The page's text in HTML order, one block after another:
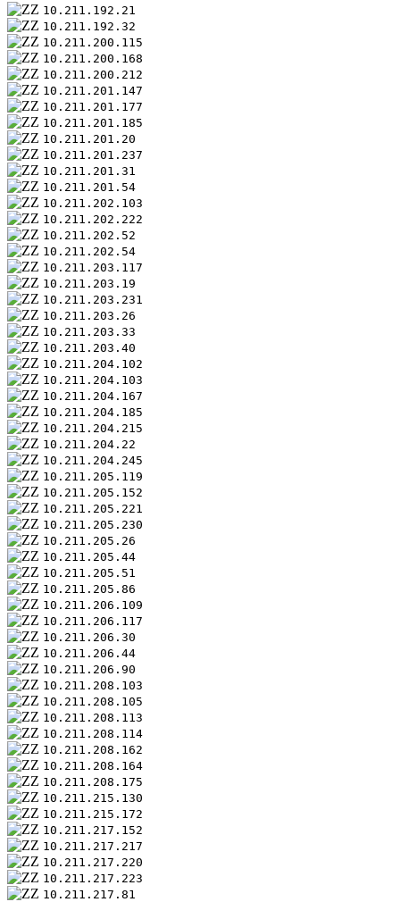
10.211.192.21
10.211.192.32
10.211.200.115
10.211.200.168
10.211.200.212
10.211.201.147
10.211.201.177
10.211.201.185
10.211.201.20
10.211.201.237
10.211.201.31
10.211.201.54
10.211.202.103
10.211.202.222
10.211.202.52
10.211.202.54
10.211.203.117
10.211.203.19
10.211.203.231
10.211.203.26
10.211.203.33
10.211.203.40
10.211.204.102
10.211.204.103
10.211.204.167
10.211.204.185
10.211.204.215
10.211.204.22
10.211.204.245
10.211.205.119
10.211.205.152
10.211.205.221
10.211.205.230
10.211.205.26
10.211.205.44
10.211.205.51
10.211.205.86
10.211.206.109
10.211.206.117
10.211.206.30
10.211.206.44
10.211.206.90
10.211.208.103
10.211.208.105
10.211.208.113
10.211.208.114
10.211.208.162
10.211.208.164
10.211.208.175
10.211.215.130
10.211.215.172
10.211.217.152
10.211.217.217
10.211.217.220
10.211.217.223
10.211.217.81